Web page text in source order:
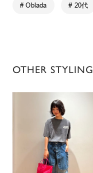
# Oblada # 20代
OTHER STYLING